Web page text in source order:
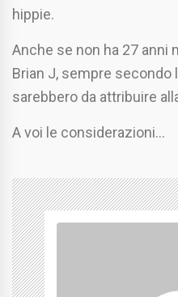
hippie.
Anche se non ha 27 anni
Brian J, sempre secondo
sarebbero da attribuire
A voi le considerazioni…